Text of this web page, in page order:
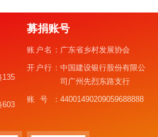
135
603
募捐账号
账户名： 广东省乡村发展协会
开户行：中国建设银行股份有限公
司广州先烈东路支行
账号：44001490209059688888